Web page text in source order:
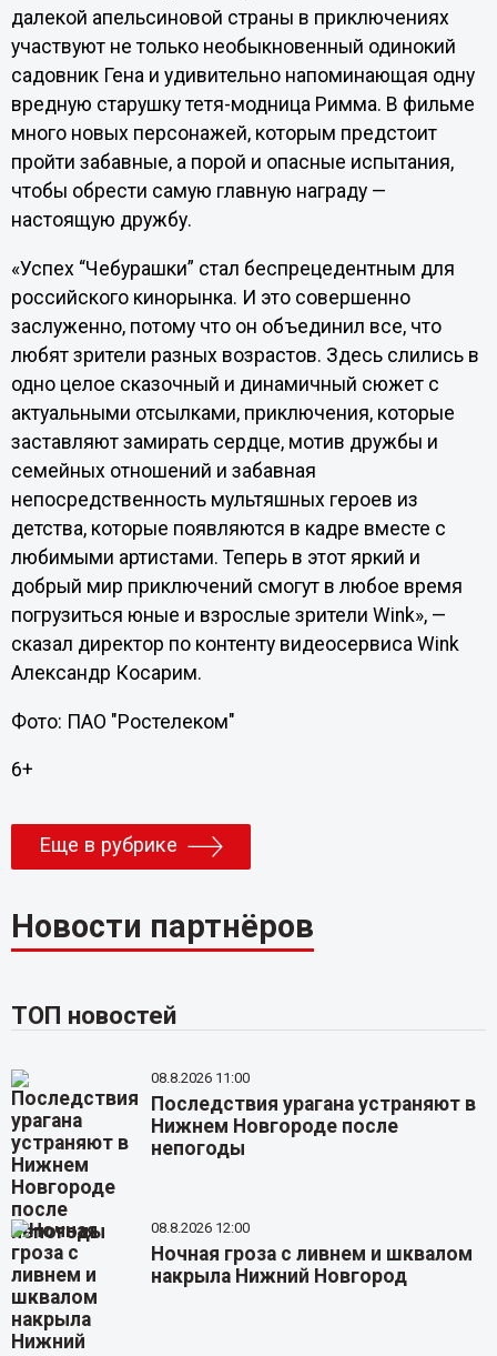
далекой апельсиновой страны в приключениях
участвуют не только необыкновенный одинокий
садовник Гена и удивительно напоминающая одну
вредную старушку тетя-модница Римма. В фильме
много новых персонажей, которым предстоит
пройти забавные, а порой и опасные испытания,
чтобы обрести самую главную награду —
настоящую дружбу.
«Успех “Чебурашки” стал беспрецедентным для
российского кинорынка. И это совершенно
заслуженно, потому что он объединил все, что
любят зрители разных возрастов. Здесь слились в
одно целое сказочный и динамичный сюжет с
актуальными отсылками, приключения, которые
заставляют замирать сердце, мотив дружбы и
семейных отношений и забавная
непосредственность мультяшных героев из
детства, которые появляются в кадре вместе с
любимыми артистами. Теперь в этот яркий и
добрый мир приключений смогут в любое время
погрузиться юные и взрослые зрители Wink», —
сказал директор по контенту видеосервиса Wink
Александр Косарим.
Фото: ПАО "Ростелеком"
6+
Еще в рубрике
Новости партнёров
ТОП новостей
08.8.2026 11:00
Последствия урагана устраняют в
Нижнем Новгороде после
непогоды
08.8.2026 12:00
Ночная гроза с ливнем и шквалом
накрыла Нижний Новгород